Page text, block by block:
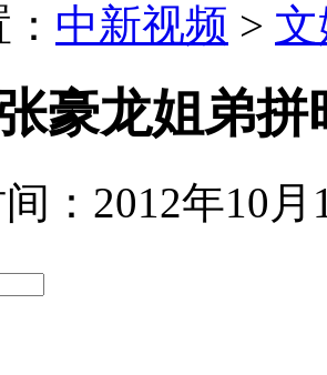
中新视频 >
豪龙姐弟拼
：2012年10月